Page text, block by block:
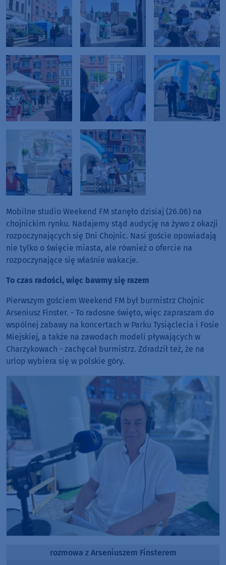
Mobilne studio Weekend FM stanęło dzisiaj (26.06) na
chojnickim rynku. Nadajemy stąd audycję na żywo z okazji
rozpoczynających się Dni Chojnic. Nasi goście opowiadają
nie tylko o święcie miasta, ale również o ofercie na
rozpoczynające się właśnie wakacje.
To czas radości, więc bawmy się razem
Pierwszym gościem Weekend FM był burmistrz Chojnic
Arseniusz Finster. - To radosne święto, więc zapraszam do
wspólnej zabawy na koncertach w Parku Tysiąclecia i Fosie
Miejskiej, a także na zawodach modeli pływających w
Charzykowach - zachęcał burmistrz. Zdradził też, że na
urlop wybiera się w polskie góry.
rozmowa z Arseniuszem Finsterem